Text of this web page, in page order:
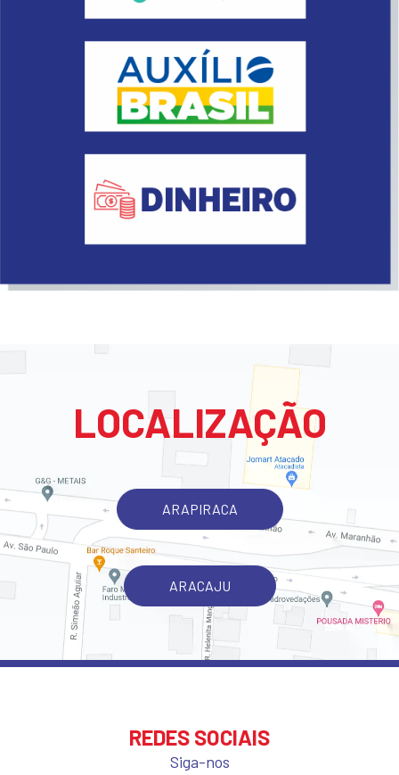
LOCALIZAÇÃO
ARAPIRACA
ARACAJU
REDES SOCIAIS
Siga-nos